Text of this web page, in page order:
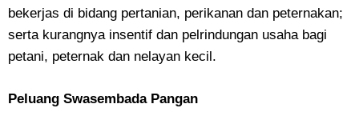
bekerjas di bidang pertanian, perikanan dan peternakan;
serta kurangnya insentif dan pelrindungan usaha bagi
petani, peternak dan nelayan kecil.
Peluang Swasembada Pangan